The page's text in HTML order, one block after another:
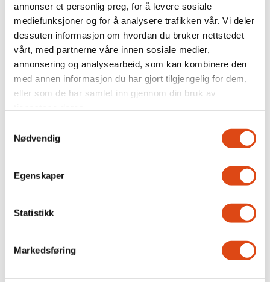
annonser et personlig preg, for å levere sosiale
mediefunksjoner og for å analysere trafikken vår. Vi deler
dessuten informasjon om hvordan du bruker nettstedet
vårt, med partnerne våre innen sosiale medier,
annonsering og analysearbeid, som kan kombinere den
med annen informasjon du har gjort tilgjengelig for dem,
eller som de har samlet inn gjennom din bruk av
Nødvendig
Egenskaper
Statistikk
Markedsføring
Joakim Aadland: – Vi
trenger et organisert
kulturliv
På høygir gjennom natten